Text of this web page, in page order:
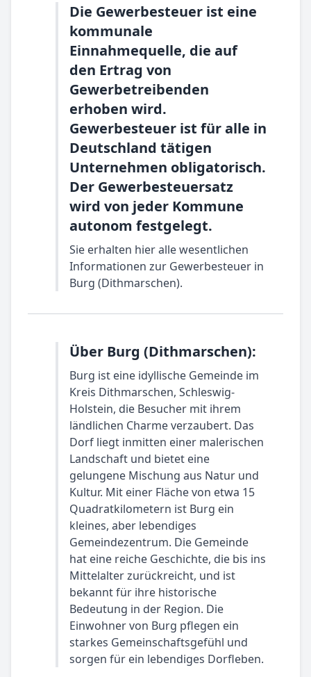
Die Gewerbesteuer ist eine
kommunale
Einnahmequelle, die auf
den Ertrag von
Gewerbetreibenden
erhoben wird.
Gewerbesteuer ist für alle in
Deutschland tätigen
Unternehmen obligatorisch.
Der Gewerbesteuersatz
wird von jeder Kommune
autonom festgelegt.
Sie erhalten hier alle wesentlichen
Informationen zur Gewerbesteuer in
Burg (Dithmarschen).
Über Burg (Dithmarschen):
Burg ist eine idyllische Gemeinde im
Kreis Dithmarschen, Schleswig-
Holstein, die Besucher mit ihrem
ländlichen Charme verzaubert. Das
Dorf liegt inmitten einer malerischen
Landschaft und bietet eine
gelungene Mischung aus Natur und
Kultur. Mit einer Fläche von etwa 15
Quadratkilometern ist Burg ein
kleines, aber lebendiges
Gemeindezentrum. Die Gemeinde
hat eine reiche Geschichte, die bis ins
Mittelalter zurückreicht, und ist
bekannt für ihre historische
Bedeutung in der Region. Die
Einwohner von Burg pflegen ein
starkes Gemeinschaftsgefühl und
sorgen für ein lebendiges Dorfleben.